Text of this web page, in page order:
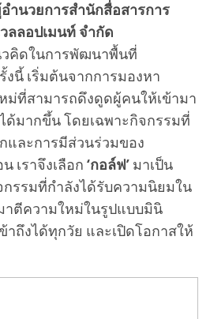
ำนวยการสำนักสื่อสารการ
ลลอปเมนท์ จำกัด
วคิดในการพัฒนาพื้นที่
นี้ เริ่มต้นจากการมองหา
ม่ที่สามารถดึงดูดผู้คนให้เข้ามา
ด้มากขึ้น โดยเฉพาะกิจกรรมที่
และการมีส่วนร่วมของ
เราจึงเลือก ‘กอล์ฟ’ มาเป็น
กรรมที่กำลังได้รับความนิยมใน
าตีความใหม่ในรูปแบบมินิ
าถึงได้ทุกวัย และเปิดโอกาสให้